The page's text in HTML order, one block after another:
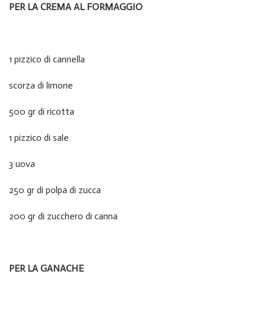
PER LA CREMA AL FORMAGGIO
1 pizzico di cannella
scorza di limone
500 gr di ricotta
1 pizzico di sale
3 uova
250 gr di polpa di zucca
200 gr di zucchero di canna
PER LA GANACHE